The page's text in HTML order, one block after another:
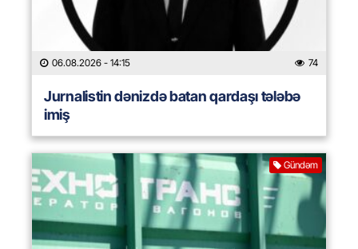
06.08.2026 - 14:15 74
Jurnalistin dənizdə batan qardaşı tələbə
imiş
Gündəm